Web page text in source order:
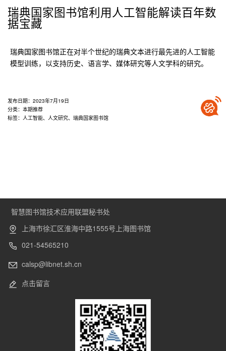
书
馆
平
台
瑞典国家图书馆利用人工智能解读百年数
据宝藏
瑞典国家图书馆正在对半个世纪的瑞典文本进行最先进的人工智能
模型训练，以支持历史、语言学、媒体研究等人文学科的研究。
发布日期： 2023年7月19日
分类： 本期推荐
标签： 人工智能、 人文研究、 瑞典国家图书馆
智慧图书馆技术应用联盟秘书处
上海市徐汇区淮海中路1555号上海图书馆
021-54565210
calsp@libnet.sh.cn
点击留言